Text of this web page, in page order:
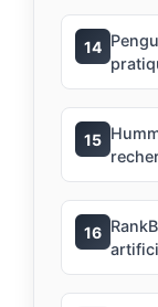
14
15
16